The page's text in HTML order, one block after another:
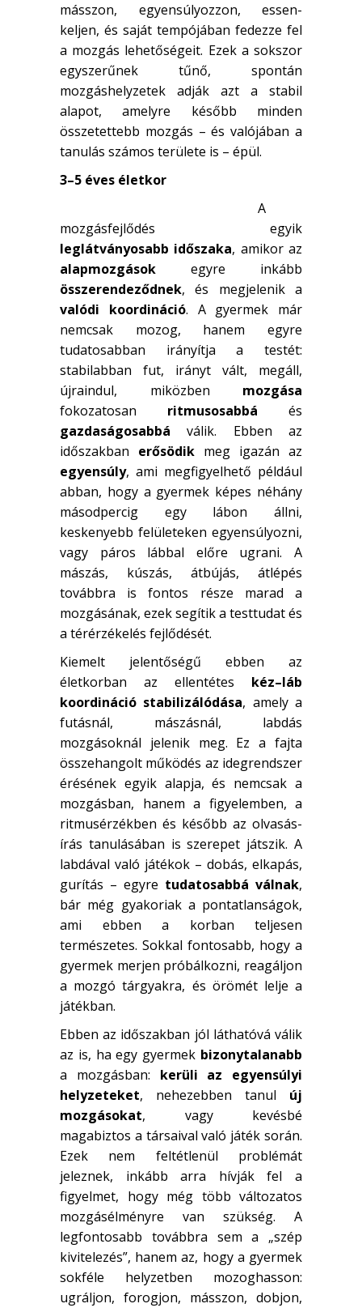
másszon, egyensúlyozzon, essen-
keljen, és saját tempójában fedezze fel
a mozgás lehetőségeit. Ezek a sokszor
egyszerűnek tűnő, spontán
mozgáshelyzetek adják azt a stabil
alapot, amelyre később minden
összetettebb mozgás – és valójában a
tanulás számos területe is – épül.
3–5 éves életkor
A
mozgásfejlődés egyik
leglátványosabb időszaka, amikor az
alapmozgások egyre inkább
összerendeződnek, és megjelenik a
valódi koordináció. A gyermek már
nemcsak mozog, hanem egyre
tudatosabban irányítja a testét:
stabilabban fut, irányt vált, megáll,
újraindul, miközben mozgása
fokozatosan ritmusosabbá és
gazdaságosabbáválik. Ebben az
időszakban erősödik meg igazán az
egyensúly, ami megfigyelhető például
abban, hogy a gyermek képes néhány
másodpercig egy lábon állni,
keskenyebb felületeken egyensúlyozni,
vagy páros lábbal előre ugrani. A
mászás, kúszás, átbújás, átlépés
továbbra is fontos része marad a
mozgásának, ezek segítik a testtudat és
a térérzékelés fejlődését.
Kiemelt jelentőségű ebben az
életkorban az ellentétes kéz–láb
koordináció stabilizálódása, amely a
futásnál, mászásnál, labdás
mozgásoknál jelenik meg. Ez a fajta
összehangolt működés az idegrendszer
érésének egyik alapja, és nemcsak a
mozgásban, hanem a figyelemben, a
ritmusérzékben és később az olvasás-
írás tanulásában is szerepet játszik. A
labdával való játékok – dobás, elkapás,
gurítás – egyre tudatosabbá válnak,
bár még gyakoriak a pontatlanságok,
ami ebben a korban teljesen
természetes. Sokkal fontosabb, hogy a
gyermek merjen próbálkozni, reagáljon
a mozgó tárgyakra, és örömét lelje a
játékban.
Ebben az időszakban jól láthatóvá válik
az is, ha egy gyermek bizonytalanabb
a mozgásban: kerüli az egyensúlyi
helyzeteket, nehezebben tanul új
mozgásokat, vagy kevésbé
magabiztos a társaival való játék során.
Ezek nem feltétlenül problémát
jeleznek, inkább arra hívják fel a
figyelmet, hogy még több változatos
mozgásélményre van szükség. A
legfontosabb továbbra sem a „szép
kivitelezés”, hanem az, hogy a gyermek
sokféle helyzetben mozoghasson:
ugráljon, forogjon, másszon, dobjon,